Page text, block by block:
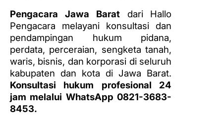
Pengacara Jawa Baratdari Hallo
Pengacara melayani konsultasi dan
pendampingan hukum pidana,
perdata, perceraian, sengketa tanah,
waris, bisnis, dan korporasi di seluruh
kabupaten dan kota di Jawa Barat.
Konsultasi hukum profesional 24
jam melalui WhatsApp 0821-3683-
8453.